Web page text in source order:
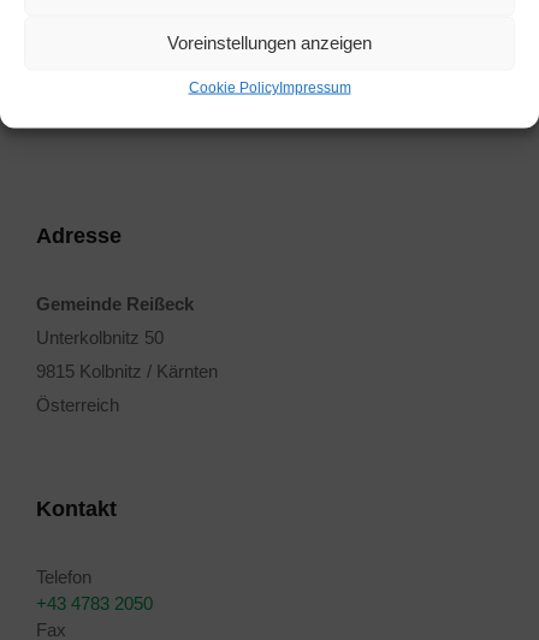
Voreinstellungen anzeigen
Cookie PolicyImpressum
Adresse
Gemeinde Reißeck
Unterkolbnitz 50
9815 Kolbnitz / Kärnten
Österreich
Kontakt
Telefon
+43 4783 2050
Fax